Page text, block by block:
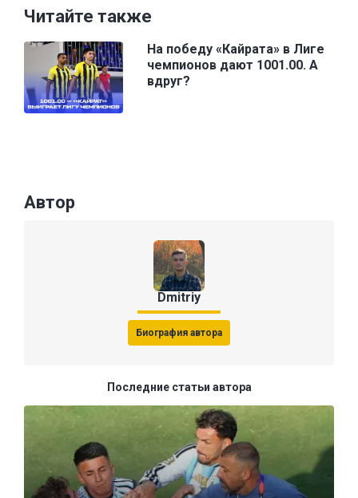
Читайте также
На победу «Кайрата» в Лиге
чемпионов дают 1001.00. А
вдруг?
Автор
Dmitriy
Биография автора
Последние статьи автора